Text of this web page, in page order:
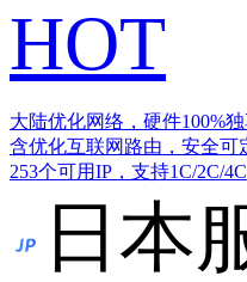
HOT
大陆优化网络，硬件100%
含优化互联网路由，安全可
253个可用IP，支持1C/2C/4C
日本